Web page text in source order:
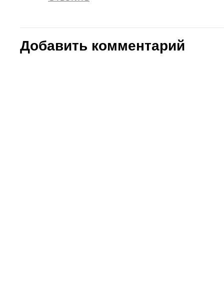
Добавить комментарий